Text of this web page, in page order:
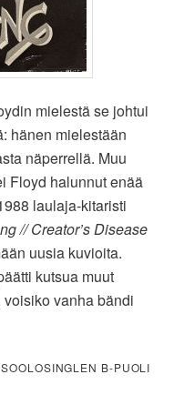
mielestä se johtui
hänen mielestään
näperrellä. Muu
Floyd halunnut enää
laulaja-kitaristi
// Creator’s Disease
uusia kuvioita.
kutsua muut
vanha bändi
B-PUOLI